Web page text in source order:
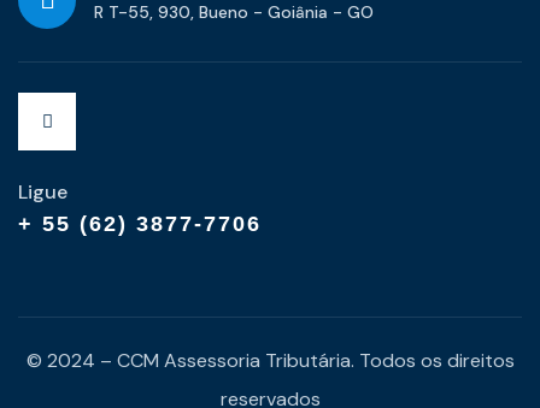
R T-55, 930, Bueno - Goiânia - GO
Ligue
+ 55 (62) 3877-7706
© 2024 – CCM Assessoria Tributária. Todos os direitos
reservados